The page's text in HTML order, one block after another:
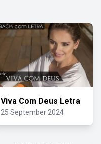
Viva Com Deus Letra
25 September 2024